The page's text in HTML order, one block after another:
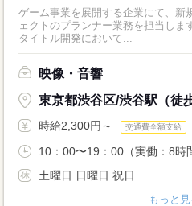
ゲーム事業を展開する企業にて、新
ェクトのプランナー業務を担当しま
タイトル開発において...
映像・音響
東京都渋谷区/渋谷駅（徒
時給2,300円～ 交通費全額支給
10：00〜19：00（実働：8時
土曜日 日曜日 祝日
もっと見